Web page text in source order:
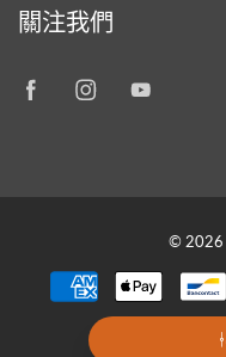
關注我們
© 2026